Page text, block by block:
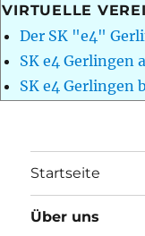
VIRTUELLE
Der SK "e4"
SK e4 Gerlingen
SK e4 Gerlingen
Startseite
Über uns